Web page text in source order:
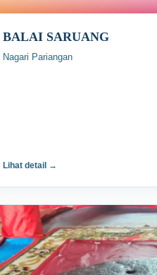
BALAI SARUANG
Nagari Pariangan
Lihat detail →